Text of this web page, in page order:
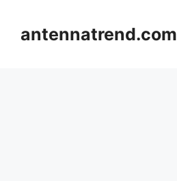
antennatrend.com